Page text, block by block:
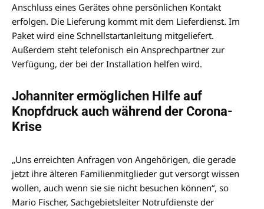
Anschluss eines Gerätes ohne persönlichen Kontakt
erfolgen. Die Lieferung kommt mit dem Lieferdienst. Im
Paket wird eine Schnellstartanleitung mitgeliefert.
Außerdem steht telefonisch ein Ansprechpartner zur
Verfügung, der bei der Installation helfen wird.
Johanniter ermöglichen Hilfe auf
Knopfdruck auch während der Corona-
Krise
„Uns erreichten Anfragen von Angehörigen, die gerade
jetzt ihre älteren Familienmitglieder gut versorgt wissen
wollen, auch wenn sie sie nicht besuchen können“, so
Mario Fischer, Sachgebietsleiter Notrufdienste der